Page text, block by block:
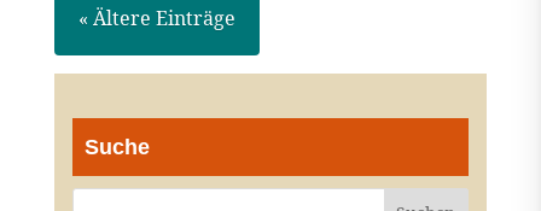
« Ältere Einträge
Suche